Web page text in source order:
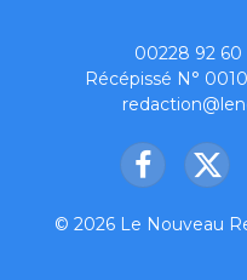
00228 92 60
Récépissé N°
Facebook
X
© 2026 Le Nouveau